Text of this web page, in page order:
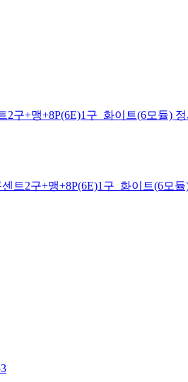
트2구+맹+8P(6E)1구_화이트(6모